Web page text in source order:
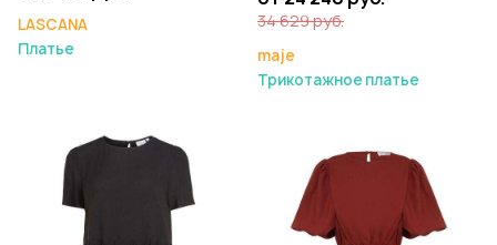
LASCANA
Платье
34 629 руб.
maje
Трикотажное платье